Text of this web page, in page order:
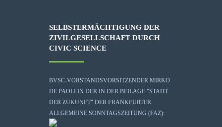
SELBSTERMÄCHTIGUNG DER
ZIVILGESELLSCHAFT DURCH
CIVIC SCIENCE
BVSC-VORSTANDSVORSITZENDER MIRKO
DE PAOLI IN DER IN DER BEILAGE "STADT
DER ZUKUNFT" DER FRANKFURTER
ALLGEMEINE SONNTAGSZEITUNG (FAZ):